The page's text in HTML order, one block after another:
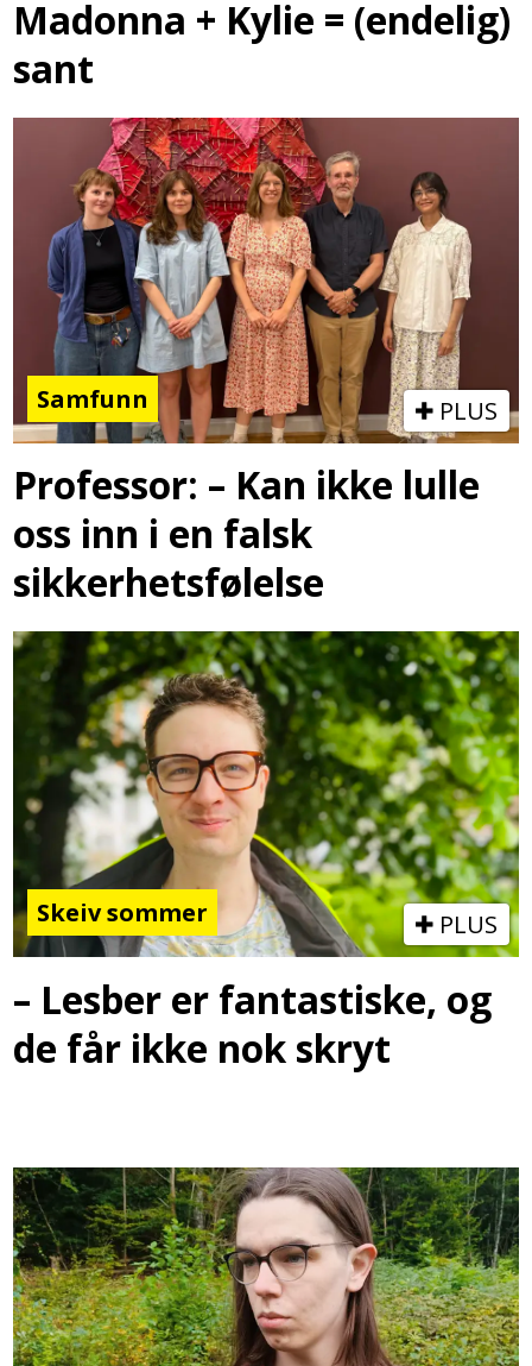
Madonna + Kylie = (endelig)
sant
Samfunn PLUS
Professor: – Kan ikke lulle
oss inn i en falsk
sikkerhetsfølelse
Skeiv sommer PLUS
– Lesber er fantastiske, og
de får ikke nok skryt